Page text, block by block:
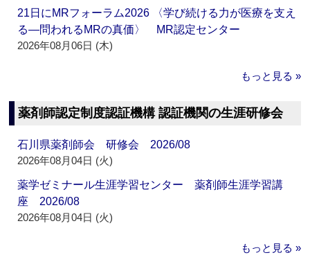
21日にMRフォーラム2026 〈学び続ける力が医療を支え
る―問われるMRの真価〉 MR認定センター
2026年08月06日 (木)
もっと見る »
薬剤師認定制度認証機構 認証機関の生涯研修会
石川県薬剤師会 研修会 2026/08
2026年08月04日 (火)
薬学ゼミナール生涯学習センター 薬剤師生涯学習講
座 2026/08
2026年08月04日 (火)
もっと見る »